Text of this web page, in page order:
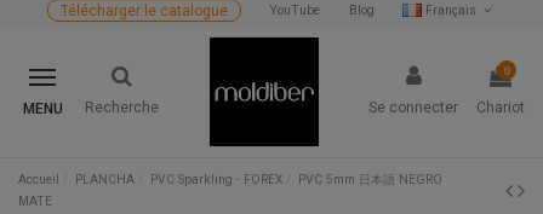
Français
Blog
YouTube
Télécharger le catalogue
MENU Recherche Se connecter
0
Chariot
Accueil PLANCHA PVC Sparkling - FOREX
PVC 5mm 日本語 NEGRO
MATE